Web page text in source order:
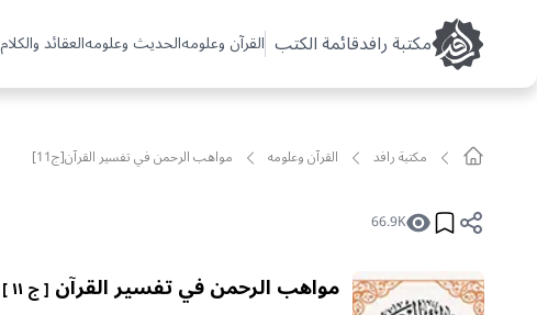
مکتبة رافدقائمة الكتب القرآن وعلومهالحديث وعلومهالعقائد والكلام
مکتبة رافد القرآن وعلومه مواهب الرحمن في تفسير القرآن[ج11]
66.9K
مواهب الرحمن في تفسير القرآن [ ج ١١ ]